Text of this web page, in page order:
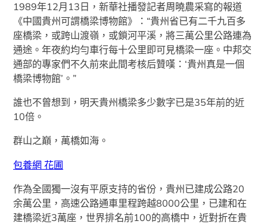
1989年12月13日，新華社播發記者周曉農采寫的報道
《中國貴州可謂橋梁博物館》：“貴州省已有二千九百多
座橋梁，或跨山渡嶺，或鎖河平溪，將三萬公里公路連為
通途。年夜約均勻車行每十公里即可見橋梁一座。中邦交
通部的專家們不久前來此間考核后贊嘆：‘貴州真是一個
橋梁博物館’。”
誰也不曾想到，明天貴州橋梁多少數字已是35年前的近
10倍。
群山之巔，萬橋如海。
包養網 花圃
作為全國獨一沒有平原支持的省份，貴州已建成公路20
余萬公里，高速公路通車里程跨越8000公里，已建和在
建橋梁近3萬座，世界排名前100的高橋中，近對折在貴